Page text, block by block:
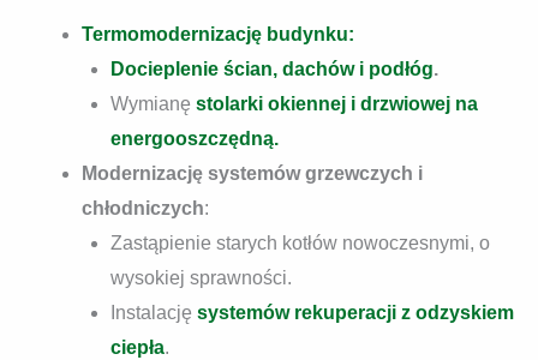
Termomodernizację budynku:
Docieplenie ścian, dachów i podłóg.
Wymianę stolarki okiennej i drzwiowej na
energooszczędną.
Modernizację systemów grzewczych i
chłodniczych:
Zastąpienie starych kotłów nowoczesnymi, o
wysokiej sprawności.
Instalację systemów rekuperacji z odzyskiem
ciepła.